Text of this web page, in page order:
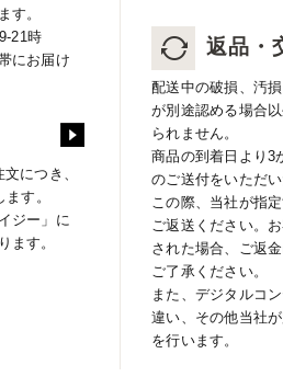
す。
21時
にお届け
につき、
す。
ジー」に
ます。
返品・
配送中の破損、汚
が別途認める場合
られません。
商品の到着日より3
のご送付をいただ
この際、当社が指
ご返送ください。
された場合、ご返
ご了承ください。
また、デジタルコ
違い、その他当社
を行います。